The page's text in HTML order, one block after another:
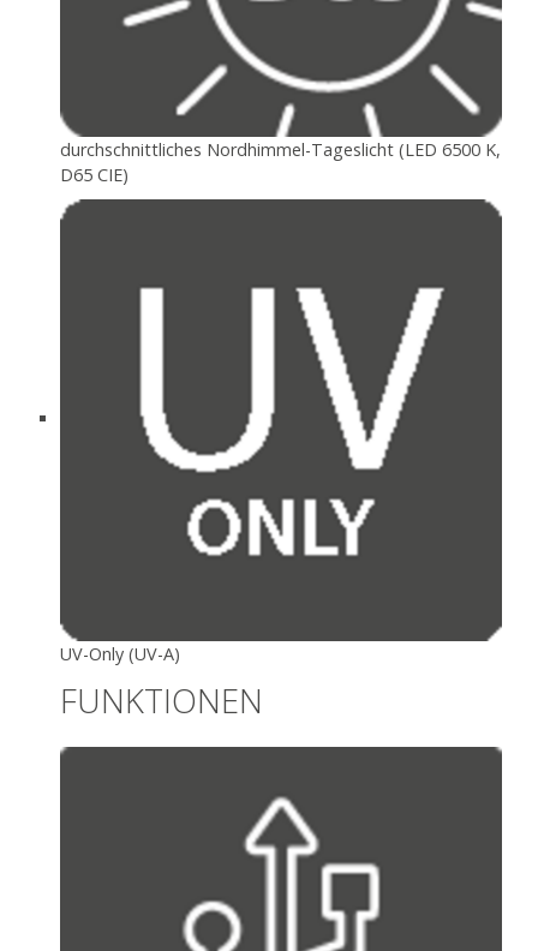
durchschnittliches Nordhimmel-Tageslicht (LED 6500 K,
D65 CIE)
UV-Only (UV-A)
FUNKTIONEN